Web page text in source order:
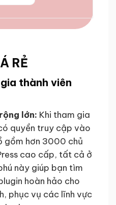
RẺ
thành viên
lớn: Khi tham gia
quyền truy cập vào
gồm hơn 3000 chủ
cao cấp, tất cả ở
này giúp bạn tìm
hoàn hảo cho
phục vụ các lĩnh vực